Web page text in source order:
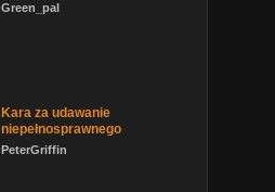
Green_pal
Kara za udawanie
niepełnosprawnego
PeterGriffin